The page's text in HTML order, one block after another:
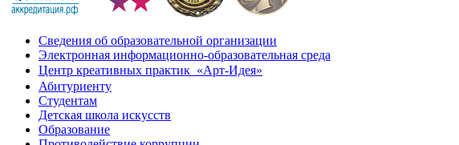
Сведения об образовательной организации
Электронная информационно-образовательная среда
Центр креативных практик ㅤ «Арт-Идея»
Абитуриенту
Студентам
Детская школа искусств
Образование